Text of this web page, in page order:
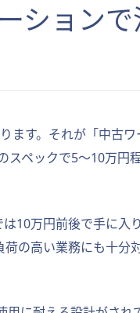
ション
ます。それが「中古
ペックで5〜10万円
10万円前後で手に入
の高い業務にも十分対